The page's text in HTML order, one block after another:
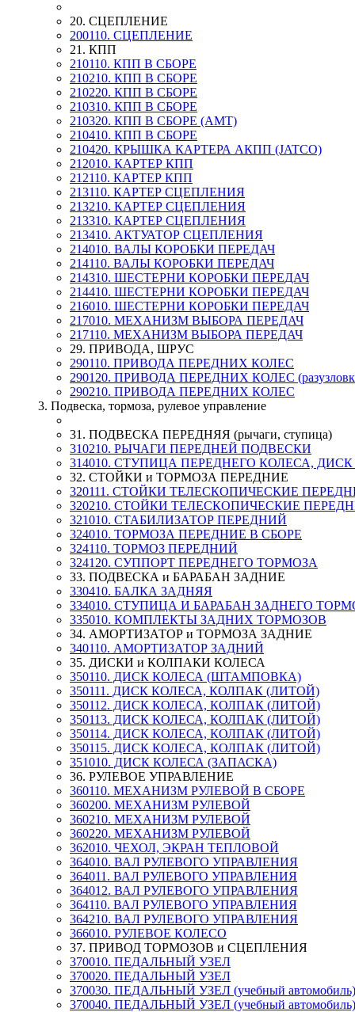
20. СЦЕПЛЕНИЕ
200110. СЦЕПЛЕНИЕ
21. КПП
210110. КПП В СБОРЕ
210210. КПП В СБОРЕ
210220. КПП В СБОРЕ
210310. КПП В СБОРЕ
210320. КПП В СБОРЕ (AMT)
210410. КПП В СБОРЕ
210420. КРЫШКА КАРТЕРА АКПП (JATCO)
212010. КАРТЕР КПП
212110. КАРТЕР КПП
213110. КАРТЕР СЦЕПЛЕНИЯ
213210. КАРТЕР СЦЕПЛЕНИЯ
213310. КАРТЕР СЦЕПЛЕНИЯ
213410. АКТУАТОР СЦЕПЛЕНИЯ
214010. ВАЛЫ КОРОБКИ ПЕРЕДАЧ
214110. ВАЛЫ КОРОБКИ ПЕРЕДАЧ
214310. ШЕСТЕРНИ КОРОБКИ ПЕРЕДАЧ
214410. ШЕСТЕРНИ КОРОБКИ ПЕРЕДАЧ
216010. ШЕСТЕРНИ КОРОБКИ ПЕРЕДАЧ
217010. МЕХАНИЗМ ВЫБОРА ПЕРЕДАЧ
217110. МЕХАНИЗМ ВЫБОРА ПЕРЕДАЧ
29. ПРИВОДА, ШРУС
290110. ПРИВОДА ПЕРЕДНИХ КОЛЕС
290120. ПРИВОДА ПЕРЕДНИХ КОЛЕС
290210. ПРИВОДА ПЕРЕДНИХ КОЛЕС
3. Подвеска, тормоза, рулевое управление
31. ПОДВЕСКА ПЕРЕДНЯЯ (рычаги, ступица)
310210. РЫЧАГИ ПЕРЕДНЕЙ ПОДВЕСКИ
314010. СТУПИЦА ПЕРЕДНЕГО КОЛЕСА,
32. СТОЙКИ и ТОРМОЗА ПЕРЕДНИЕ
320111. СТОЙКИ ТЕЛЕСКОПИЧЕСКИЕ
320210. СТОЙКИ ТЕЛЕСКОПИЧЕСКИЕ
321010. СТАБИЛИЗАТОР ПЕРЕДНИЙ
324010. ТОРМОЗА ПЕРЕДНИЕ В СБОРЕ
324110. ТОРМОЗ ПЕРЕДНИЙ
324120. СУППОРТ ПЕРЕДНЕГО ТОРМОЗА
33. ПОДВЕСКА и БАРАБАН ЗАДНИЕ
330410. БАЛКА ЗАДНЯЯ
334010. СТУПИЦА И БАРАБАН ЗАДНЕГО
335010. КОМПЛЕКТЫ ЗАДНИХ ТОРМОЗОВ
34. АМОРТИЗАТОР и ТОРМОЗА ЗАДНИЕ
340110. АМОРТИЗАТОР ЗАДНИЙ
35. ДИСКИ и КОЛПАКИ КОЛЕСА
350110. ДИСК КОЛЕСА (ШТАМПОВКА)
350111. ДИСК КОЛЕСА, КОЛПАК (ЛИТОЙ)
350112. ДИСК КОЛЕСА, КОЛПАК (ЛИТОЙ)
350113. ДИСК КОЛЕСА, КОЛПАК (ЛИТОЙ)
350114. ДИСК КОЛЕСА, КОЛПАК (ЛИТОЙ)
350115. ДИСК КОЛЕСА, КОЛПАК (ЛИТОЙ)
351010. ДИСК КОЛЕСА (ЗАПАСКА)
36. РУЛЕВОЕ УПРАВЛЕНИЕ
360110. МЕХАНИЗМ РУЛЕВОЙ В СБОРЕ
360200. МЕХАНИЗМ РУЛЕВОЙ
360210. МЕХАНИЗМ РУЛЕВОЙ
360220. МЕХАНИЗМ РУЛЕВОЙ
362010. ЧЕХОЛ, ЭКРАН ТЕПЛОВОЙ
364010. ВАЛ РУЛЕВОГО УПРАВЛЕНИЯ
364011. ВАЛ РУЛЕВОГО УПРАВЛЕНИЯ
364012. ВАЛ РУЛЕВОГО УПРАВЛЕНИЯ
364110. ВАЛ РУЛЕВОГО УПРАВЛЕНИЯ
364210. ВАЛ РУЛЕВОГО УПРАВЛЕНИЯ
366010. РУЛЕВОЕ КОЛЕСО
37. ПРИВОД ТОРМОЗОВ и СЦЕПЛЕНИЯ
370010. ПЕДАЛЬНЫЙ УЗЕЛ
370020. ПЕДАЛЬНЫЙ УЗЕЛ
370030. ПЕДАЛЬНЫЙ УЗЕЛ (учебный автомобиль)
370040. ПЕДАЛЬНЫЙ УЗЕЛ (учебный автомобиль)